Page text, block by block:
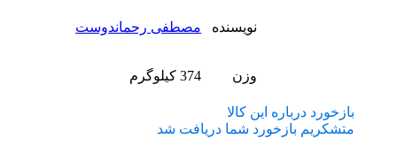
نویسنده مصطفی رحماندوست
وزن 374 کیلوگرم
بازخورد درباره این کالا
متشکریم بازخورد شما دریافت شد